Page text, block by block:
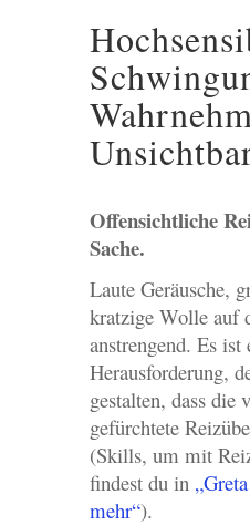
Offensichtliche
Sache.
Laute Geräusche,
kratzige Wolle auf
anstrengend. Es ist
Herausforderung,
gestalten, dass die
gefürchtete
(Skills, um mit
findest du in
mehr“).